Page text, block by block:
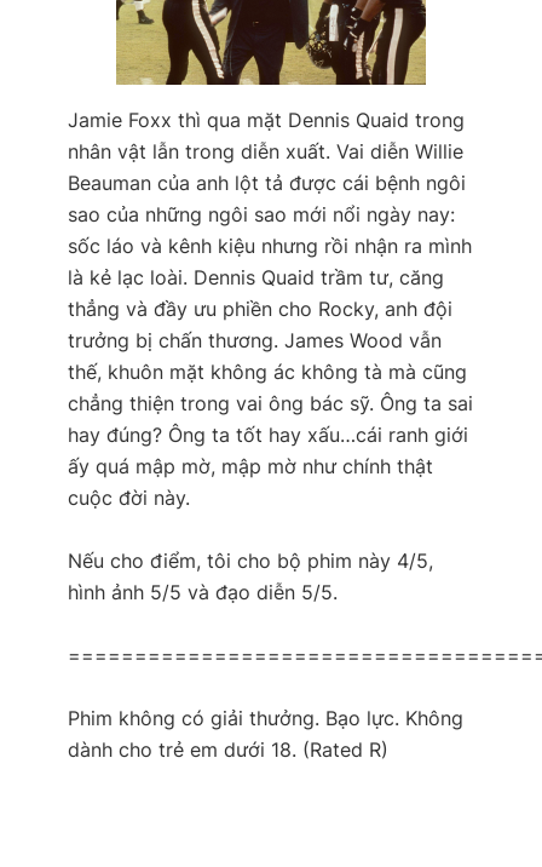
Jamie Foxx thì qua mặt Dennis Quaid trong
nhân vật lẫn trong diễn xuất. Vai diễn Willie
Beauman của anh lột tả được cái bệnh ngôi
sao của những ngôi sao mới nổi ngày nay:
sốc láo và kênh kiệu nhưng rồi nhận ra mình
là kẻ lạc loài. Dennis Quaid trầm tư, căng
thẳng và đầy ưu phiền cho Rocky, anh đội
trưởng bị chấn thương. James Wood vẫn
thế, khuôn mặt không ác không tà mà cũng
chẳng thiện trong vai ông bác sỹ. Ông ta sai
hay đúng? Ông ta tốt hay xấu…cái ranh giới
ấy quá mập mờ, mập mờ như chính thật
cuộc đời này.
Nếu cho điểm, tôi cho bộ phim này 4/5,
hình ảnh 5/5 và đạo diễn 5/5.
Phim không có giải thưởng. Bạo lực. Không
dành cho trẻ em dưới 18. (Rated R)